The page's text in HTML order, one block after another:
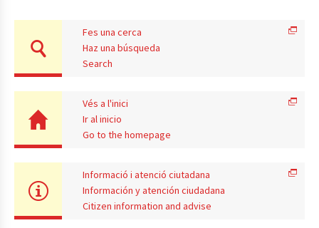
Fes una cerca
Haz una búsqueda
Search
Vés a l'inici
Ir al inicio
Go to the homepage
Informació i atenció ciutadana
Información y atención ciudadana
Citizen information and advise